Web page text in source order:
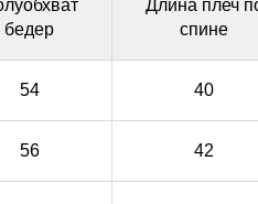
хранение важных мелочей.
чрезвычайно практичной для
использования.
бедер
Длина плеч
спине
54 40
56 42